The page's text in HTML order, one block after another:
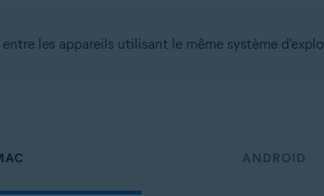
les appareils utilisant le même système
ANDROID